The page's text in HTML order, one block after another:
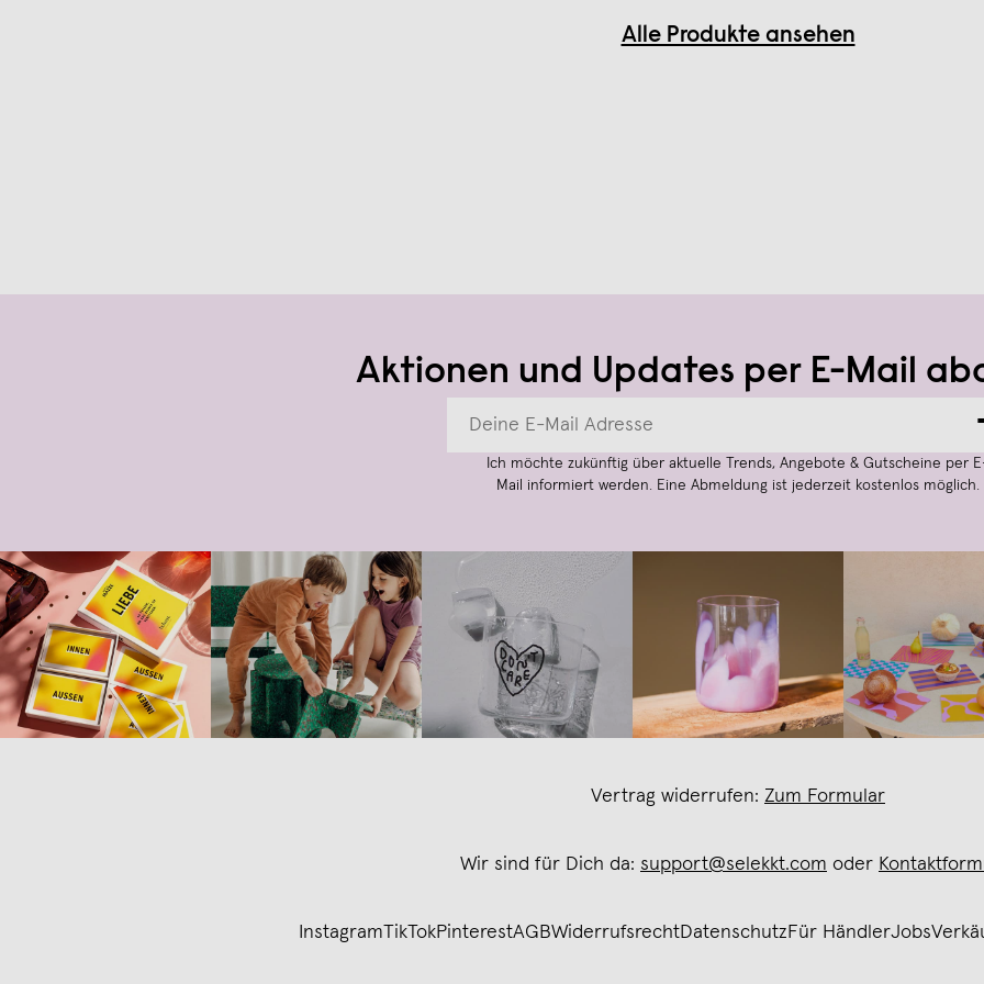
Alle Produkte ansehen
Aktionen und Updates per E-Mail
Ich möchte zukünftig über aktuelle Trends, Angebote & Gutscheine per
Mail informiert werden. Eine Abmeldung ist jederzeit kostenlos möglich.
Vertrag widerrufen: Zum Formular
Wir sind für Dich da: support@selekkt.com oder
Instagram TikTokPinterestAGBWiderrufsrechtDatenschutzFür HändlerJobs